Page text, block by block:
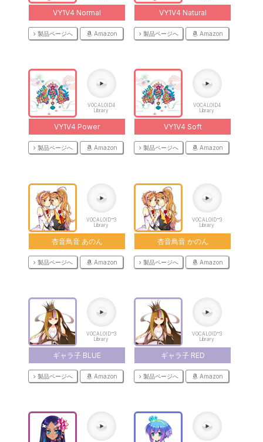
VY1V4 Normal
製品ページへ Amazon
VY1V4 Natural
製品ページへ Amazon
VOCALOID4
Library
VY1V4 Power
製品ページへ Amazon
VOCALOID4
Library
VY1V4 Soft
製品ページへ Amazon
VOCALOID™3
Library
杏音鳥音 あのん
製品ページへ Amazon
VOCALOID™3
Library
杏音鳥音 かのん
製品ページへ Amazon
VOCALOID™3
Library
ギャラ子 BLUE
製品ページへ Amazon
VOCALOID™3
Library
ギャラ子 RED
製品ページへ Amazon